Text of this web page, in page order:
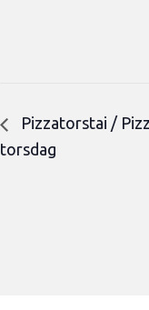
Pizzatorstai /
torsdag